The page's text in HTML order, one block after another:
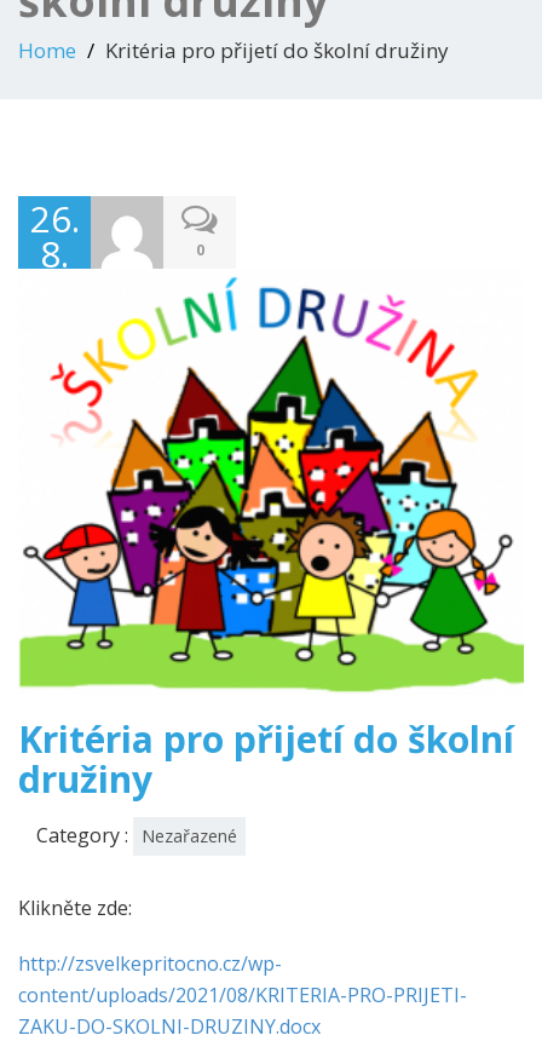
Home Kritéria pro přijetí do školní družiny
26.
8. 0
Kritéria pro přijetí do školní
družiny
Category : Nezařazené
Klikněte zde:
http://zsvelkepritocno.cz/wp-
content/uploads/2021/08/KRITERIA-PRO-PRIJETI-
ZAKU-DO-SKOLNI-DRUZINY.docx